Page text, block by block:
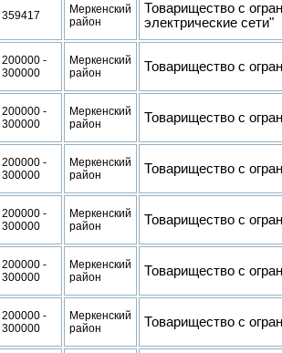
359417
Меркенский
район
Товарищество с
электрические сети"
200000 -
300000
Меркенский
район
Товарищество с
200000 -
300000
Меркенский
район
Товарищество с
200000 -
300000
Меркенский
район
Товарищество с
200000 -
300000
Меркенский
район
Товарищество с
200000 -
300000
Меркенский
район
Товарищество с
200000 -
300000
Меркенский
район
Товарищество с